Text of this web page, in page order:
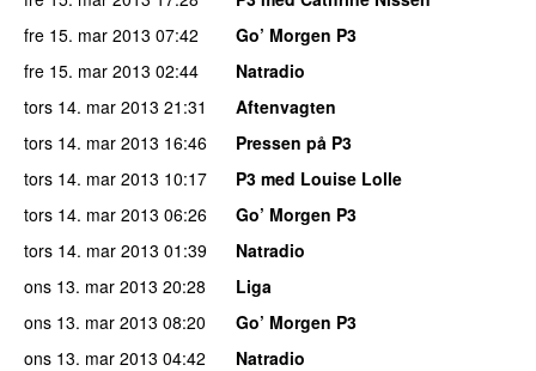
fre 15. mar 2013 07:42
Go’ Morgen P3
fre 15. mar 2013 02:44
Natradio
tors 14. mar 2013 21:31
Aftenvagten
tors 14. mar 2013 16:46
Pressen på P3
tors 14. mar 2013 10:17
P3 med Louise Lolle
tors 14. mar 2013 06:26
Go’ Morgen P3
tors 14. mar 2013 01:39
Natradio
ons 13. mar 2013 20:28
Liga
ons 13. mar 2013 08:20
Go’ Morgen P3
ons 13. mar 2013 04:42
Natradio